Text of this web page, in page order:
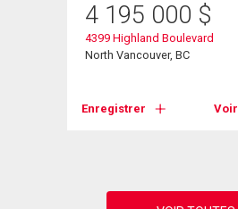
4 195 000 $
4399 Highland Boulevard
North Vancouver, BC
Enregistrer Voir